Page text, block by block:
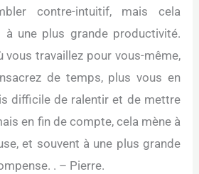
contre-intuitif, mais cela
à une plus grande productivité.
vous travaillez pour vous-même,
de temps, plus vous en
difficile de ralentir et de mettre
en fin de compte, cela mène à
et souvent à une plus grande
. – Pierre.